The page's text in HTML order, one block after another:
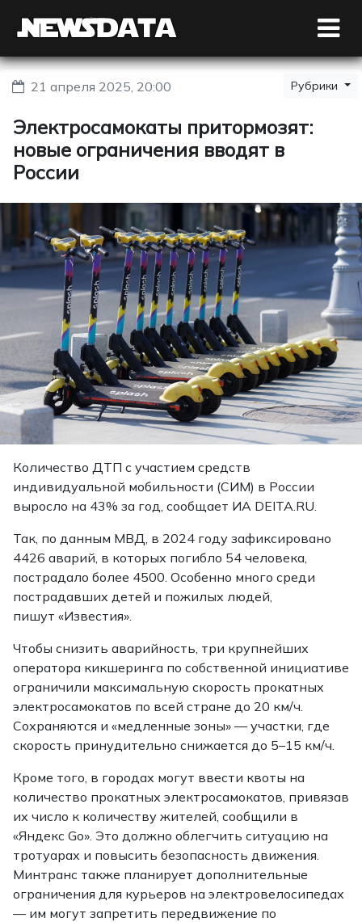
21 апреля 2025, 20:00 Рубрики
Электросамокаты притормозят:
новые ограничения вводят в
России
Количество ДТП с участием средств
индивидуальной мобильности (СИМ) в России
выросло на 43% за год, сообщает ИА DEITA.RU.
Так, по данным МВД, в 2024 году зафиксировано
4426 аварий, в которых погибло 54 человека,
пострадало более 4500. Особенно много среди
пострадавших детей и пожилых людей,
пишут «Известия»
Чтобы снизить аварийность, три крупнейших
оператора кикшеринга по собственной инициативе
ограничили максимальную скорость прокатных
электросамокатов по всей стране до 20 км/ч.
Сохраняются и «медленные зоны» — участки, где
скорость принудительно снижается до 5–15 км/ч.
Кроме того, в городах могут ввести квоты на
количество прокатных электросамокатов, привязав
их число к количеству жителей, сообщили в
«Яндекс Go». Это должно облегчить ситуацию на
тротуарах и повысить безопасность движения.
Минтранс также планирует дополнительные
ограничения для курьеров на электровелосипедах
— им могут запретить передвижение по